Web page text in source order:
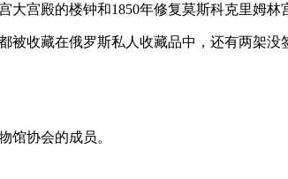
大宫殿的楼钟和1850年修复莫斯科克里姆林
被收藏在俄罗斯私人收藏品中，还有两架没
馆协会的成员。